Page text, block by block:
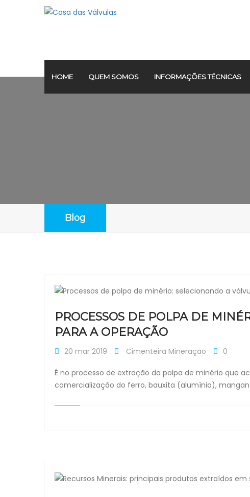
HOME QUEM SOMOS INFORMAÇÕES TÉCNICAS
Blog
PROCESSOS DE POLPA DE
PARA A OPERAÇÃO
20 mar 2019 Cimenteira Mineração 0
É no processo de extração da polpa de minério que
comercialização do ferro, bauxita (alumínio),